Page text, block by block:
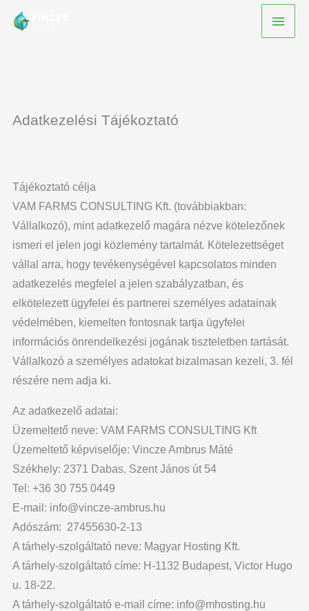
Main
Adatkezelési Tájékoztató
Tájékoztató célja
VAM FARMS CONSULTING Kft. (továbbiakban:
Vállalkozó), mint adatkezelő magára nézve kötelezőnek
ismeri el jelen jogi közlemény tartalmát. Kötelezettséget
vállal arra, hogy tevékenységével kapcsolatos minden
adatkezelés megfelel a jelen szabályzatban, és
elkötelezett ügyfelei és partnerei személyes adatainak
védelmében, kiemelten fontosnak tartja ügyfelei
információs önrendelkezési jogának tiszteletben tartását.
Vállalkozó a személyes adatokat bizalmasan kezeli, 3. fél
részére nem adja ki.
Az adatkezelő adatai:
Üzemeltető neve: VAM FARMS CONSULTING Kft
Üzemeltető képviselője: Vincze Ambrus Máté
Székhely: 2371 Dabas, Szent János út 54
Tel: +36 30 755 0449
E-mail: info@vincze-ambrus.hu
Adószám: 27455630-2-13
A tárhely-szolgáltató neve: Magyar Hosting Kft.
A tárhely-szolgáltató címe: H-1132 Budapest, Victor Hugo
u. 18-22.
A tárhely-szolgáltató e-mail címe: info@mhosting.hu